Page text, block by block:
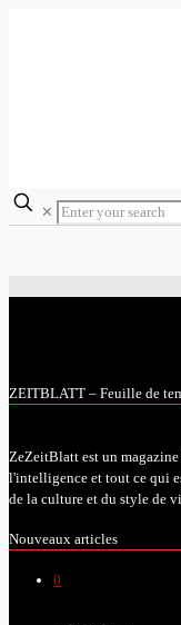
✕
ZEITBLATT – Feuille de
ZeZeitBlatt est un
l'intelligence et tout ce qui
de la culture et du style de
Nouveaux articles
0